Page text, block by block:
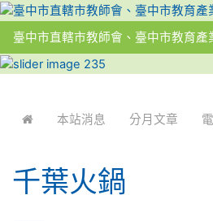
臺中市直轄市教師會、臺中市教育產
本站消息 分月文章
千葉火鍋